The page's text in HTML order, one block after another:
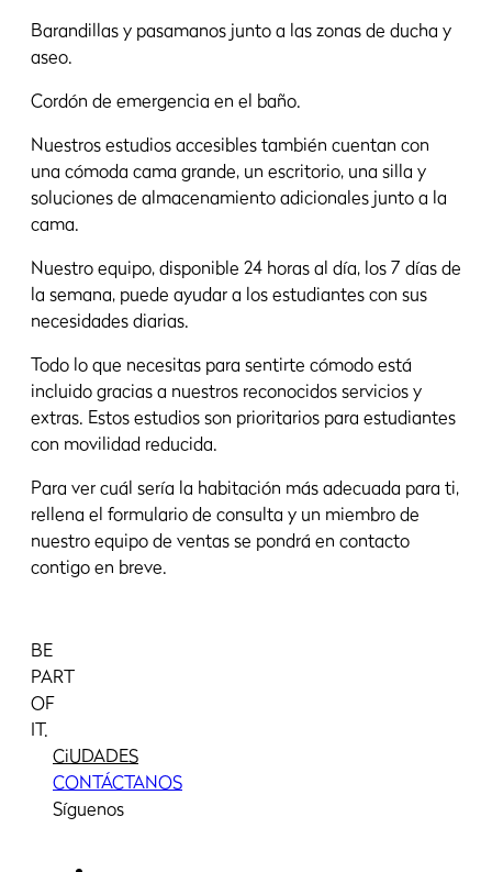
Barandillas y pasamanos junto a las zonas de ducha y
aseo.
Cordón de emergencia en el baño.
Nuestros estudios accesibles también cuentan con
una cómoda cama grande, un escritorio, una silla y
soluciones de almacenamiento adicionales junto a la
cama.
Nuestro equipo, disponible 24 horas al día, los 7 días de
la semana, puede ayudar a los estudiantes con sus
necesidades diarias.
Todo lo que necesitas para sentirte cómodo está
incluido gracias a nuestros reconocidos servicios y
extras. Estos estudios son prioritarios para estudiantes
con movilidad reducida.
Para ver cuál sería la habitación más adecuada para ti,
rellena el formulario de consulta y un miembro de
nuestro equipo de ventas se pondrá en contacto
contigo en breve.
BE
PART
OF
IT.
CiUDADES
CONTÁCTANOS
Síguenos